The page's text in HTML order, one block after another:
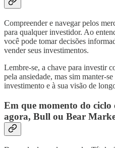
Compreender e navegar pelos
para qualquer investidor. Ao
você pode tomar decisões
vender seus investimentos.
Lembre-se, a chave para investir
pela ansiedade, mas sim manter-
investimento e à sua visão de
Em que momento do ciclo
agora, Bull ou Bear